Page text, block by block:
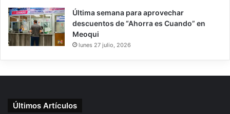
Última semana para aprovechar
descuentos de “Ahorra es Cuando” en
Meoqui
lunes 27 julio, 2026
Últimos Artículos